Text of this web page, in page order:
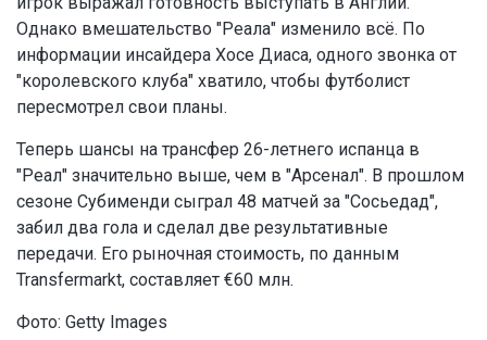
Однако вмешательство "Реала" изменило всё. По
информации инсайдера Хосе Диаса, одного звонка от
"королевского клуба" хватило, чтобы футболист
пересмотрел свои планы.
Теперь шансы на трансфер 26-летнего испанца в
"Реал" значительно выше, чем в "Арсенал". В прошлом
сезоне Субименди сыграл 48 матчей за "Сосьедад",
забил два гола и сделал две результативные
передачи. Его рыночная стоимость, по данным
Transfermarkt, составляет €60 млн.
Фото: Getty Images